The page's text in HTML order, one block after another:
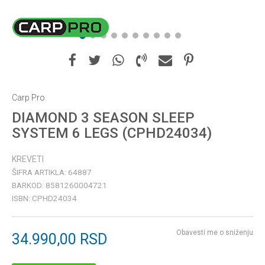
1 2 3 4 5 6 7 8 9 10
Carp Pro
DIAMOND 3 SEASON SLEEP
SYSTEM 6 LEGS (CPHD24034)
KREVETI
ŠIFRA ARTIKLA: 64887
BARKOD: 8581260004721
ISBN: CPHD24034
34.990,00 RSD Obavesti me o sniženju